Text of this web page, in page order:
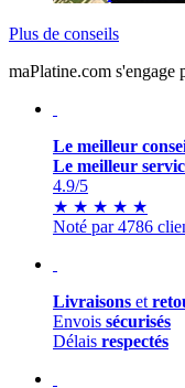
Plus de conseils
maPlatine.com s'engage
Le meilleur
Le meilleur
4.9/5
★ ★ ★ ★ ★
Noté par 4786
Livraisons et
Envois sécurisés
Délais respectés